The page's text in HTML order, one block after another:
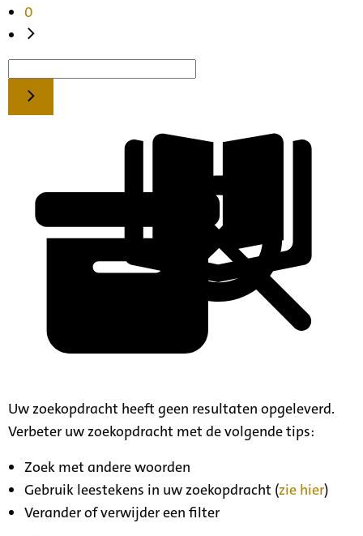
0
Uw zoekopdracht heeft geen resultaten opgeleverd.
Verbeter uw zoekopdracht met de volgende tips:
Zoek met andere woorden
Gebruik leestekens in uw zoekopdracht (zie hier)
Verander of verwijder een filter